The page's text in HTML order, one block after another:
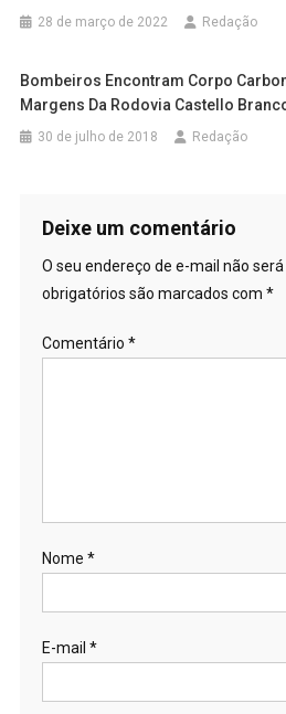
28 de março de 2022 Redação
Bombeiros Encontram Corpo
Margens Da Rodovia Castello
30 de julho de 2018 Redação
Deixe um comentário
O seu endereço de e-mail não será
obrigatórios são marcados com *
Comentário *
Nome *
E-mail *